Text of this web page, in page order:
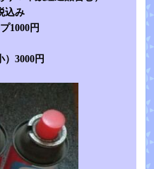
込み
1000円
3000円